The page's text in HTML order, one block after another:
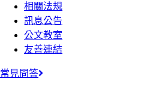
相關法規
訊息公告
公文教室
友善連結
常見問答